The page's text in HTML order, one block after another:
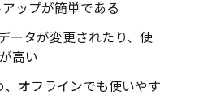
ップが簡単である
ータが変更されたり、使
高い
オフラインでも使いやす